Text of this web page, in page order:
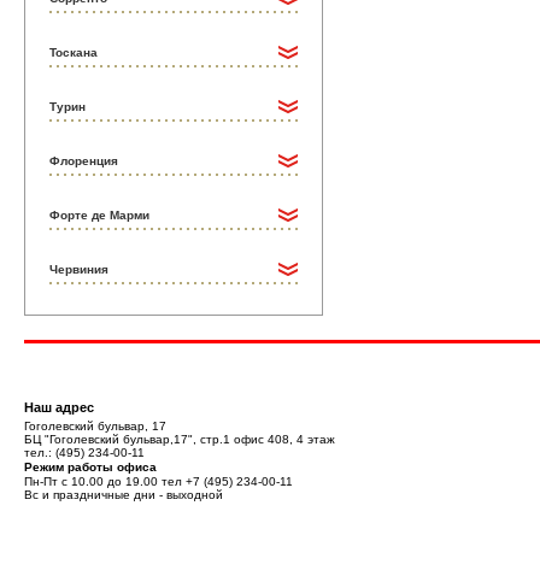
Тоскана
Турин
Флоренция
Форте де Марми
Червиния
Наш адрес
Гоголевский бульвар, 17
БЦ "Гоголевский бульвар,17", стр.1 офис 408, 4 этаж
тел.: (495) 234-00-11
Режим работы офиса
Пн-Пт с 10.00 до 19.00 тел +7 (495) 234-00-11
Вс и праздничные дни - выходной